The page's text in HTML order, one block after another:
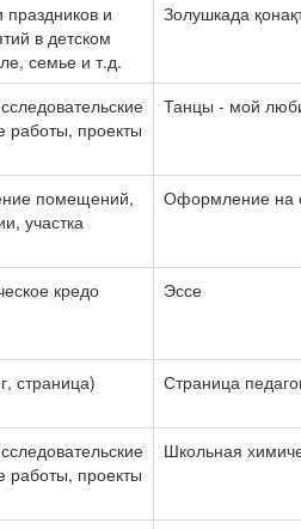
и
в детском
семье и т.д.
Золушкада
работы, проекты
Танцы - мой
помещений,
участка
Оформление на
кредо Эссе
страница) Страница
работы, проекты
Школьная